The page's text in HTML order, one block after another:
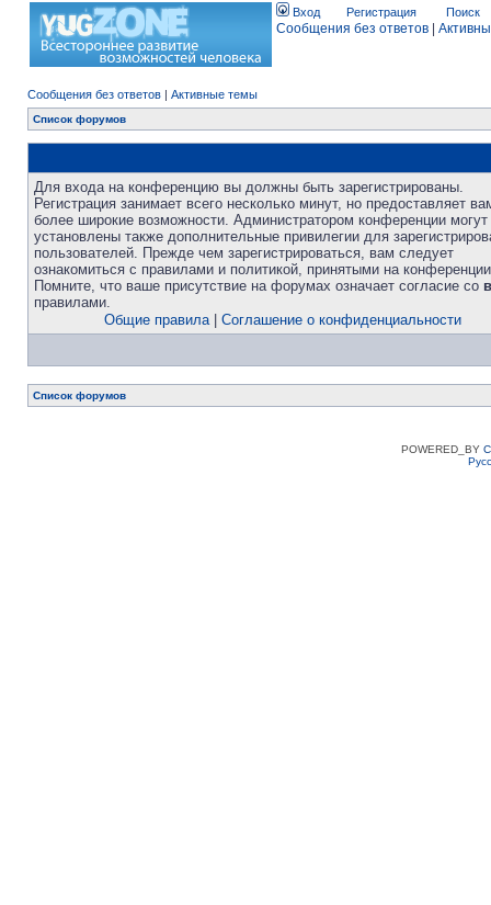
Вход Регистрация Поиск
Сообщения без ответов
Сообщения без ответов | Активные темы
Список форумов
Для входа на конференцию вы должны быть зарегистрированы.
Регистрация занимает всего несколько минут, но предоставляет
более широкие возможности. Администратором конференции
установлены также дополнительные привилегии для
пользователей. Прежде чем зарегистрироваться, вам следует
ознакомиться с правилами и политикой, принятыми на
Помните, что ваше присутствие на форумах означает согласие со
правилами.
Общие правила| Соглашение о конфиденциальности
Список форумов
POWERED_BY